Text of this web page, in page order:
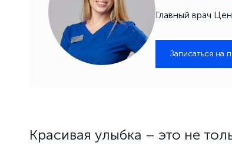
Главный врач
Записаться на
Красивая улыбка – это не